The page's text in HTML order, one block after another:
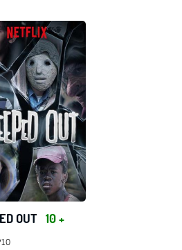
OUT 10 +